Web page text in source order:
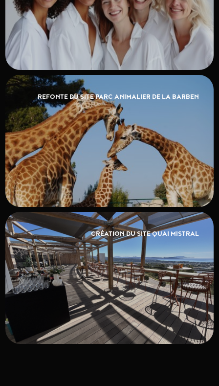
REFONTE DU SITE PARC ANIMALIER DE LA BARBEN
CRÉATION DU SITE QUAI MISTRAL